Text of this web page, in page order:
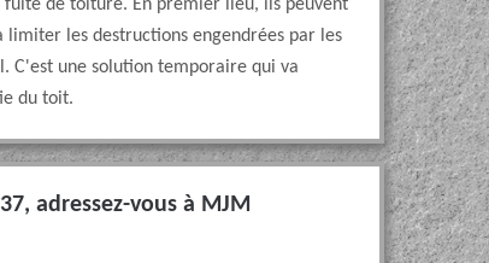
fuite de toiture. En premier lieu, ils peuvent
les destructions engendrées par les
C'est une solution temporaire qui va
du toit.
adressez-vous à MJM